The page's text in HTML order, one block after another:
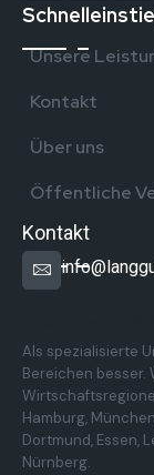
Unsere
Kontakt
Über uns
Öffentliche
Kontakt
Als spezialisierte
Bereichen besser.
Hamburg,
Dortmund, Essen,
Nürnberg.